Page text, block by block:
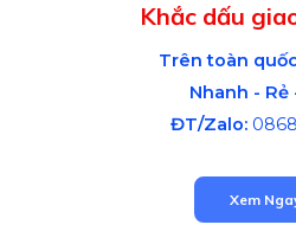
Khắc dấu
Trên toàn
Nhanh - Rẻ
ĐT/Zalo:
Xem